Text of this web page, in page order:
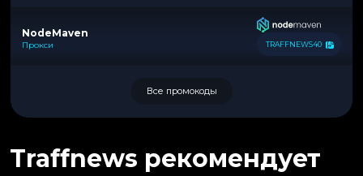
NodeMaven
Прокси TRAFFNEWS40
Все промокоды
Traffnews рекомендует